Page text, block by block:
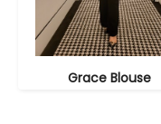
Grace Blouse